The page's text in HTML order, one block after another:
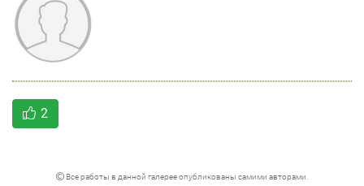
2
Все работы в данной галерее опубликованы самими авторами.